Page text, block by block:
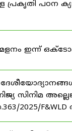
പഠന
ഇന്ന്
സിനിമ
2025/F&WLD